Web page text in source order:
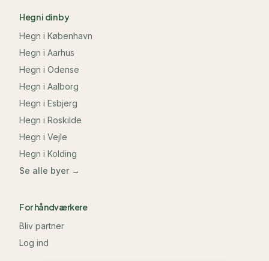
Hegn i din by
Hegn i København
Hegn i Aarhus
Hegn i Odense
Hegn i Aalborg
Hegn i Esbjerg
Hegn i Roskilde
Hegn i Vejle
Hegn i Kolding
Se alle byer →
For håndværkere
Bliv partner
Log ind